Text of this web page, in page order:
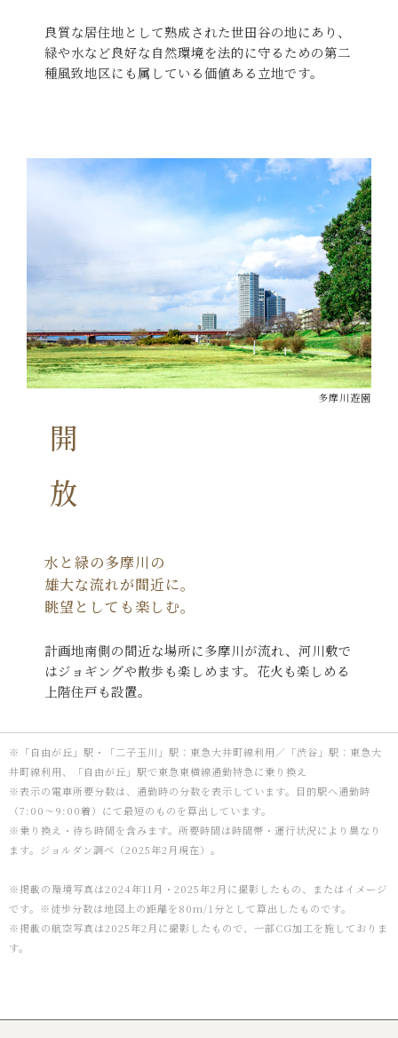
良質な居住地として熟成された世田谷の地にあり、
緑や水など良好な自然環境を法的に守るための第二
種風致地区にも属している価値ある立地です。
多摩川遊園
開放
水と緑の多摩川の
雄大な流れが間近に。
眺望としても楽しむ。
計画地南側の間近な場所に多摩川が流れ、 河川敷で
はジョギングや散歩も楽しめます。 花火も楽しめる
上階住戸も設置。
※「自由が丘」駅・「二子玉川」駅：東急大井町線利用／「渋谷」駅：東急大
井町線利用、「自由が丘」駅で東急東横線通勤特急に乗り換え
※表示の電車所要分数は、通勤時の分数を表示しています。目的駅へ通勤時
（7:00～9:00着）にて最短のものを算出しています。
※乗り換え・待ち時間を含みます。所要時間は時間帯・運行状況により異なり
ます。ジョルダン調べ（2025年2月現在）。
※掲載の環境写真は2024年11月・2025年2月に撮影したもの、またはイメージ
です。※徒歩分数は地図上の距離を80m/1分として算出したものです。
※掲載の航空写真は2025年2月に撮影したもので、一部CG加工を施しておりま
す。